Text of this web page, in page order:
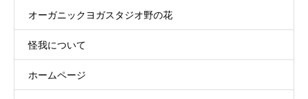
オーガニックヨガスタジオ野の花
怪我について
ホームページ